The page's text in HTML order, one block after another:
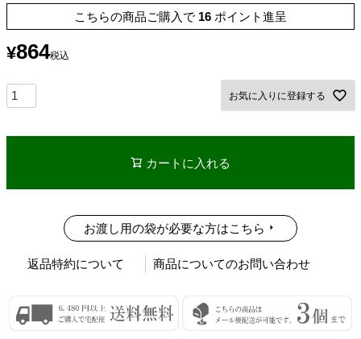
こちらの商品ご購入で 16 ポイント進呈
¥864税込
お気に入りに登録する
カートに入れる
お渡し用の袋が必要な方はこちら
返品特約について 商品についてのお問い合わせ